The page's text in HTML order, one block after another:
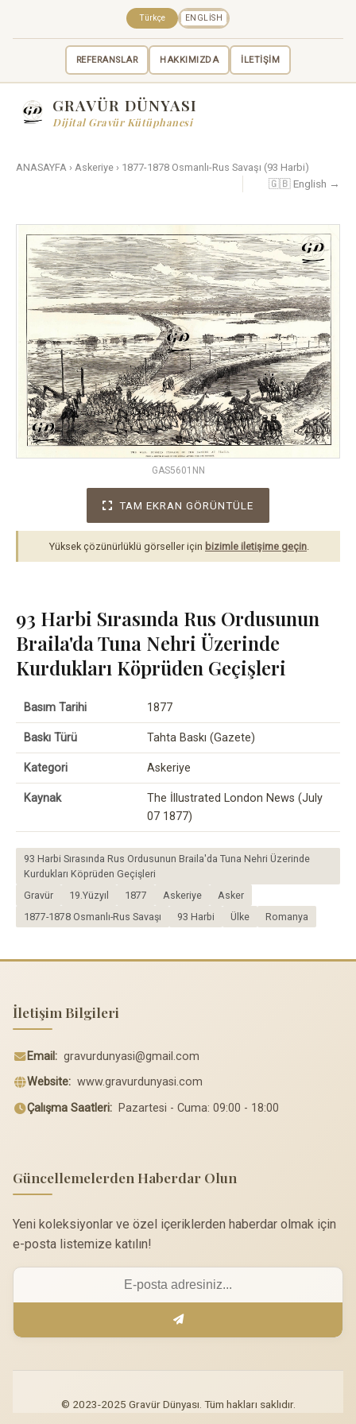
REFERANSLAR HAKKIMIZDA İLETİŞİM
Türkçe ENGLISH
GRAVÜR DÜNYASI
Dijital Gravür Kütüphanesi
ANASAYFA › Askeriye › 1877-1878 Osmanlı-Rus Savaşı (93 Harbi)
🇬🇧 English →
GAS5601NN
TAM EKRAN GÖRÜNTÜLE
Yüksek çözünürlüklü görseller için bizimle iletişime geçin
93 Harbi Sırasında Rus Ordusunun
Braila'da Tuna Nehri Üzerinde
Kurdukları Köprüden Geçişleri
Basım Tarihi 1877
Baskı Türü Tahta Baskı (Gazete)
Kategori Askeriye
Kaynak
The İllustrated London News (July
07 1877)
93 Harbi Sırasında Rus Ordusunun Braila'da Tuna Nehri Üzerinde
Kurdukları Köprüden Geçişleri
Gravür
19.Yüzyıl 1877 Askeriye
Asker
1877-1878 Osmanlı-Rus Savaşı
93 Harbi Ülke Romanya
İletişim Bilgileri
Email: gravurdunyasi@gmail.com
Website: www.gravurdunyasi.com
Çalışma Saatleri: Pazartesi - Cuma: 09:00 - 18:00
Güncellemelerden Haberdar Olun
Yeni koleksiyonlar ve özel içeriklerden haberdar olmak için
e-posta listemize katılın!
© 2023-2025 Gravür Dünyası. Tüm hakları saklıdır.